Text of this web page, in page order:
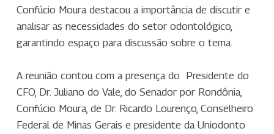
Confúcio Moura destacou a importância de discutir e
analisar as necessidades do setor odontológico,
garantindo espaço para discussão sobre o tema.
A reunião contou com a presença do Presidente do
CFO, Dr. Juliano do Vale, do Senador por Rondônia,
Confúcio Moura, de Dr. Ricardo Lourenço, Conselheiro
Federal de Minas Gerais e presidente da Uniodonto